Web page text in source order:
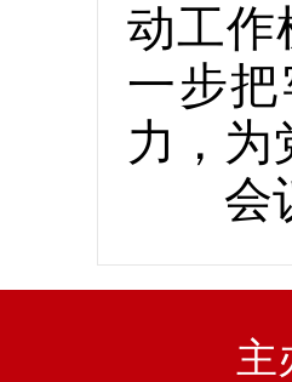
动工作
一步
力，为
会议
主